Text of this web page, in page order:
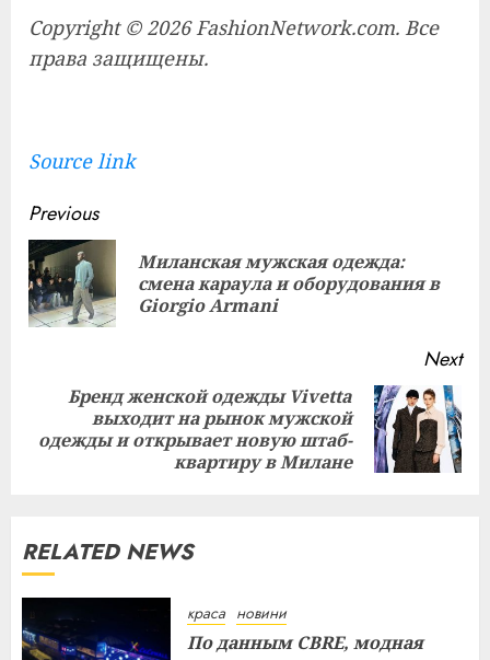
Copyright © 2026 FashionNetwork.com. Все
права защищены.
Source link
Continue
Reading
Previous
Миланская мужская одежда:
смена караула и оборудования в
Giorgio Armani
Next
post:
Бренд женской одежды Vivetta
выходит на рынок мужской
одежды и открывает новую штаб-
квартиру в Милане
RELATED NEWS
краса новини
По данным CBRE, модная